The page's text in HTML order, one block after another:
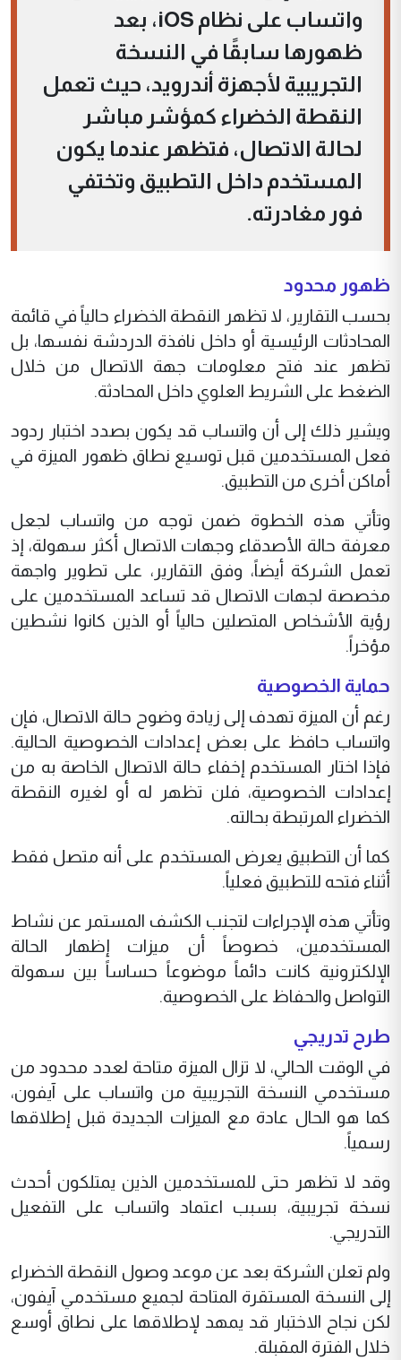
واتساب على نظام iOS، بعد
ظهورها سابقًا في النسخة
التجريبية لأجهزة أندرويد، حيث تعمل
النقطة الخضراء كمؤشر مباشر
لحالة الاتصال، فتظهر عندما يكون
المستخدم داخل التطبيق وتختفي
فور مغادرته.
ظهور محدود
بحسب التقارير، لا تظهر النقطة الخضراء حالياً في قائمة
المحادثات الرئيسية أو داخل نافذة الدردشة نفسها، بل
تظهر عند فتح معلومات جهة الاتصال من خلال
الضغط على الشريط العلوي داخل المحادثة.
ويشير ذلك إلى أن واتساب قد يكون بصدد اختبار ردود
فعل المستخدمين قبل توسيع نطاق ظهور الميزة في
أماكن أخرى من التطبيق.
وتأتي هذه الخطوة ضمن توجه من واتساب لجعل
معرفة حالة الأصدقاء وجهات الاتصال أكثر سهولة، إذ
تعمل الشركة أيضاً، وفق التقارير، على تطوير واجهة
مخصصة لجهات الاتصال قد تساعد المستخدمين على
رؤية الأشخاص المتصلين حالياً أو الذين كانوا نشطين
مؤخراً.
حماية الخصوصية
رغم أن الميزة تهدف إلى زيادة وضوح حالة الاتصال، فإن
واتساب حافظ على بعض إعدادات الخصوصية الحالية.
فإذا اختار المستخدم إخفاء حالة الاتصال الخاصة به من
إعدادات الخصوصية، فلن تظهر له أو لغيره النقطة
الخضراء المرتبطة بحالته.
كما أن التطبيق يعرض المستخدم على أنه متصل فقط
أثناء فتحه للتطبيق فعلياً.
وتأتي هذه الإجراءات لتجنب الكشف المستمر عن نشاط
المستخدمين، خصوصاً أن ميزات إظهار الحالة
الإلكترونية كانت دائماً موضوعاً حساساً بين سهولة
التواصل والحفاظ على الخصوصية.
طرح تدريجي
في الوقت الحالي، لا تزال الميزة متاحة لعدد محدود من
مستخدمي النسخة التجريبية من واتساب على آيفون،
كما هو الحال عادة مع الميزات الجديدة قبل إطلاقها
رسمياً.
وقد لا تظهر حتى للمستخدمين الذين يمتلكون أحدث
نسخة تجريبية، بسبب اعتماد واتساب على التفعيل
التدريجي.
ولم تعلن الشركة بعد عن موعد وصول النقطة الخضراء
إلى النسخة المستقرة المتاحة لجميع مستخدمي آيفون،
لكن نجاح الاختبار قد يمهد لإطلاقها على نطاق أوسع
خلال الفترة المقبلة.